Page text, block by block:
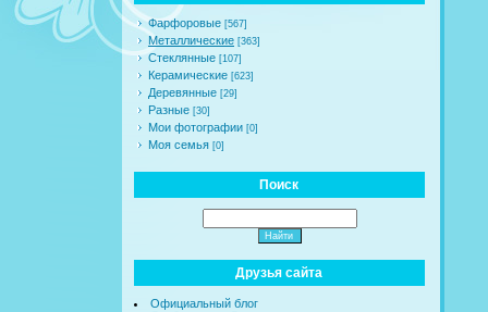
Фарфоровые [567]
Металлические [363]
Стеклянные [107]
Керамические [623]
Деревянные [29]
Разные [30]
Мои фотографии [0]
Моя семья [0]
Поиск
Друзья сайта
Официальный блог